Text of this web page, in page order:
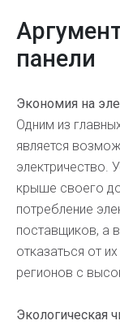
панели
Экономия на
Одним из
является
электричество.
крыше своего
потребление
поставщиков, а
отказаться от
регионов с
Экологическая